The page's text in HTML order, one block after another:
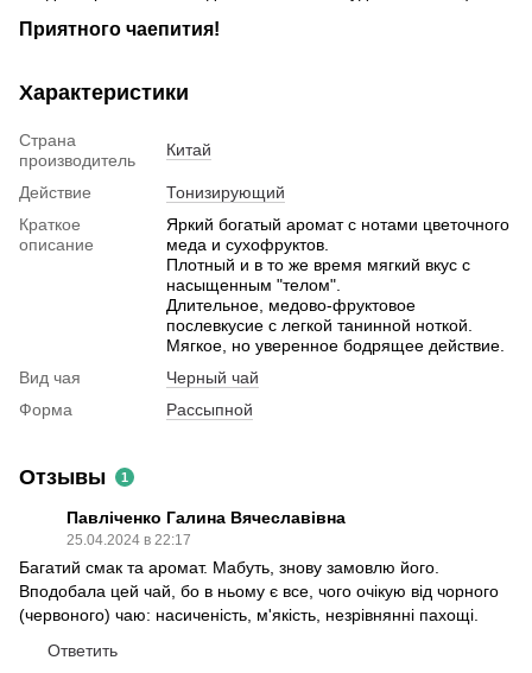
Приятного чаепития!
Характеристики
Страна
производитель
Китай
Действие
Тонизирующий
Краткое
описание
Яркий богатый аромат с нотами цветочного
меда и сухофруктов.
Плотный и в то же время мягкий вкус с
насыщенным "телом".
Длительное, медово-фруктовое
послевкусие с легкой танинной ноткой.
Мягкое, но уверенное бодрящее действие.
Вид чая
Черный чай
Форма
Рассыпной
Отзывы 1
Павліченко Галина Вячеславівна
25.04.2024 в 22:17
Багатий смак та аромат. Мабуть, знову замовлю його.
Вподобала цей чай, бо в ньому є все, чого очікую від чорного
(червоного) чаю: насиченість, м'якість, незрівнянні пахощі.
Ответить